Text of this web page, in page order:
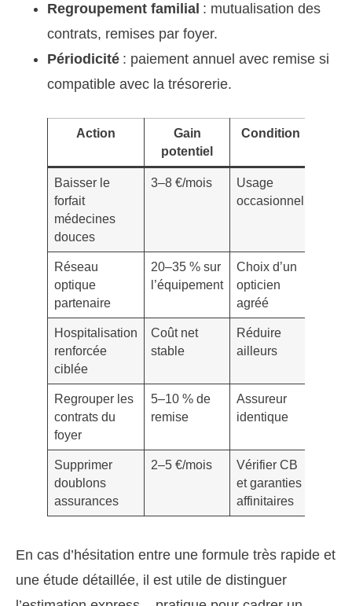
Regroupement familial : mutualisation des
contrats, remises par foyer.
Périodicité : paiement annuel avec remise si
compatible avec la trésorerie.
Action
Gain
potentiel
Condition
Baisser le
forfait
médecines
douces
3–8 €/mois
Usage
occasionnel
Réseau
optique
partenaire
20–35 % sur
l’équipement
Choix d’un
opticien
agréé
Hospitalisation
renforcée
ciblée
Coût net
stable
Réduire
ailleurs
Regrouper les
contrats du
foyer
5–10 % de
remise
Assureur
identique
Supprimer
doublons
assurances
2–5 €/mois
Vérifier CB
et garanties
affinitaires
En cas d’hésitation entre une formule très rapide et
une étude détaillée, il est utile de distinguer